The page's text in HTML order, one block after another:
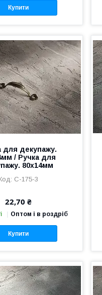
Купити
для декупажу.
/ Ручка для
80х14мм
C-175-3
22,70 ₴
Оптом і в роздріб
Купити